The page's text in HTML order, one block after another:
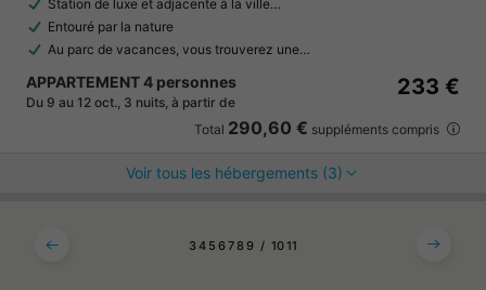
Station de luxe et adjacente à la ville…
Entouré par la nature
Au parc de vacances, vous trouverez une…
APPARTEMENT 4 personnes
Du 9 au 12 oct., 3 nuits, à partir de
233 €
Total 290,60 € suppléments compris
Voir tous les hébergements (3)
3 4 5 67 8 9 1011